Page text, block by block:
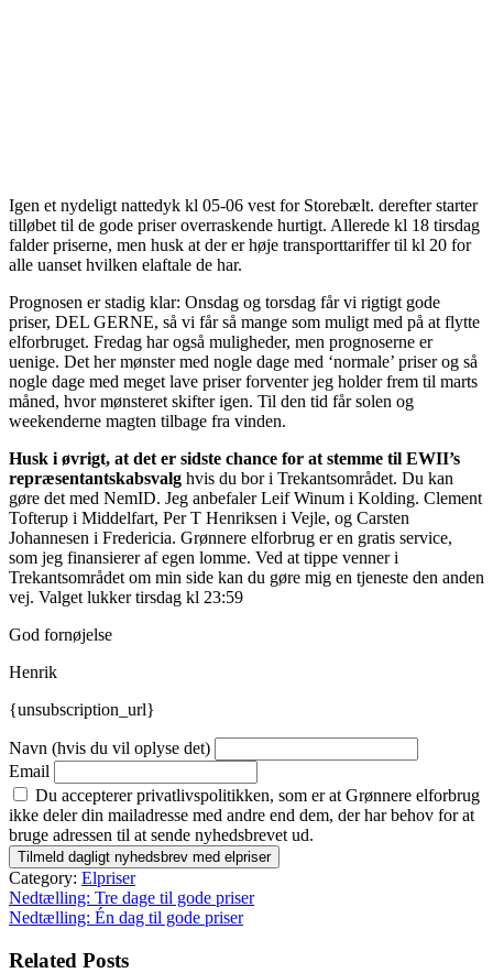
Igen et nydeligt nattedyk kl 05-06 vest for Storebælt. derefter starter
tilløbet til de gode priser overraskende hurtigt. Allerede kl 18 tirsdag
falder priserne, men husk at der er høje transporttariffer til kl 20 for
alle uanset hvilken elaftale de har.
Prognosen er stadig klar: Onsdag og torsdag får vi rigtigt gode
priser, DEL GERNE, så vi får så mange som muligt med på at flytte
elforbruget. Fredag har også muligheder, men prognoserne er
uenige. Det her mønster med nogle dage med ‘normale’ priser og så
nogle dage med meget lave priser forventer jeg holder frem til marts
måned, hvor mønsteret skifter igen. Til den tid får solen og
weekenderne magten tilbage fra vinden.
Husk i øvrigt, at det er sidste chance for at stemme til EWII’s
repræsentantskabsvalg hvis du bor i Trekantsområdet. Du kan
gøre det med NemID. Jeg anbefaler Leif Winum i Kolding. Clement
Tofterup i Middelfart, Per T Henriksen i Vejle, og Carsten
Johannesen i Fredericia. Grønnere elforbrug er en gratis service,
som jeg finansierer af egen lomme. Ved at tippe venner i
Trekantsområdet om min side kan du gøre mig en tjeneste den anden
vej. Valget lukker tirsdag kl 23:59
God fornøjelse
Henrik
{unsubscription_url}
Navn (hvis du vil oplyse det)
Email
Du accepterer privatlivspolitikken, som er at Grønnere elforbrug
ikke deler din mailadresse med andre end dem, der har behov for at
bruge adressen til at sende nyhedsbrevet ud.
Category: Elpriser
Indlægsnavigation
Nedtælling: Tre dage til gode priser
Nedtælling: Én dag til gode priser
Related Posts